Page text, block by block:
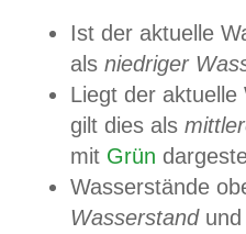
Ist der aktuelle
als niedriger
Liegt der
gilt dies als
mit Grün
Wasserstände
Wasserstandund